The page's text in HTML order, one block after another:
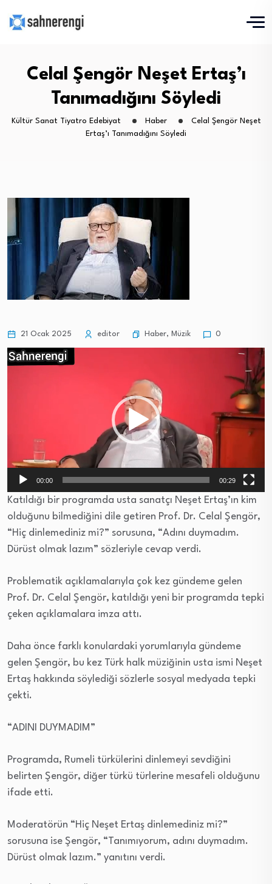
Celal Şengör Neşet Ertaş’ı
Tanımadığını Söyledi
Kültür Sanat Tiyatro Edebiyat Haber
Celal Şengör Neşet
Ertaş’ı Tanımadığını Söyledi
21 Ocak 2025 editor Haber, Müzik 0
Video
00:00 00:29
Katıldığı bir programda usta sanatçı Neşet Ertaş’ın kim
olduğunu bilmediğini dile getiren Prof. Dr. Celal Şengör,
“Hiç dinlemediniz mi?” sorusuna, “Adını duymadım.
Dürüst olmak lazım” sözleriyle cevap verdi.
Problematik açıklamalarıyla çok kez gündeme gelen
Prof. Dr. Celal Şengör, katıldığı yeni bir programda tepki
çeken açıklamalara imza attı.
Daha önce farklı konulardaki yorumlarıyla gündeme
gelen Şengör, bu kez Türk halk müziğinin usta ismi Neşet
Ertaş hakkında söylediği sözlerle sosyal medyada tepki
çekti.
“ADINI DUYMADIM”
Programda, Rumeli türkülerini dinlemeyi sevdiğini
belirten Şengör, diğer türkü türlerine mesafeli olduğunu
ifade etti.
Moderatörün “Hiç Neşet Ertaş dinlemediniz mi?”
sorusuna ise Şengör, “Tanımıyorum, adını duymadım.
Dürüst olmak lazım.” yanıtını verdi.